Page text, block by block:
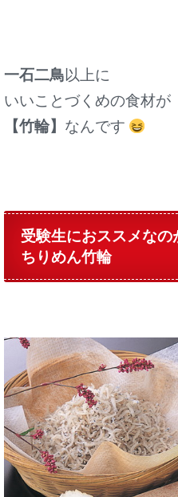
一石二鳥以上に
いいことづくめの食材が
【竹輪】 なんです
受験生におススメなの
ちりめん竹輪